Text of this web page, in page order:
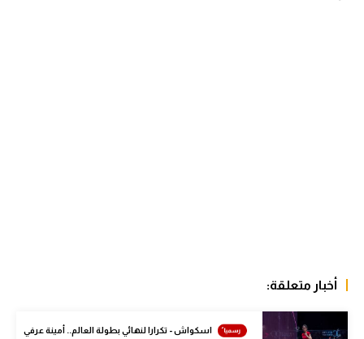
آسيا
أخبار متعلقة:
اسكواش - تكرارا لنهائي بطولة العالم.. أمينة عرفي